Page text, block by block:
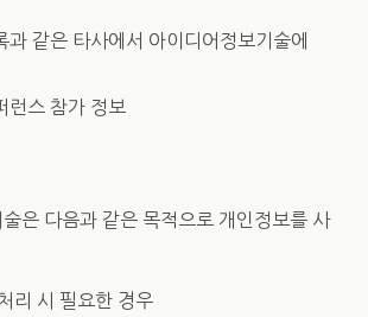
과 같은 타사에서 아이디어정보기술에
런스 참가 정보
은 다음과 같은 목적으로 개인정보를 사
리 시 필요한 경우